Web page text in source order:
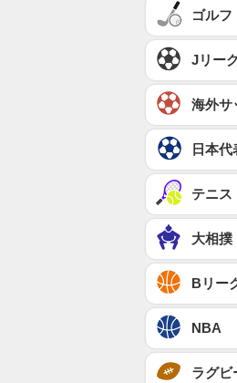
ゴルフ
Jリー
海外サ
日本代
テニス
大相撲
Bリー
NBA
ラグビ